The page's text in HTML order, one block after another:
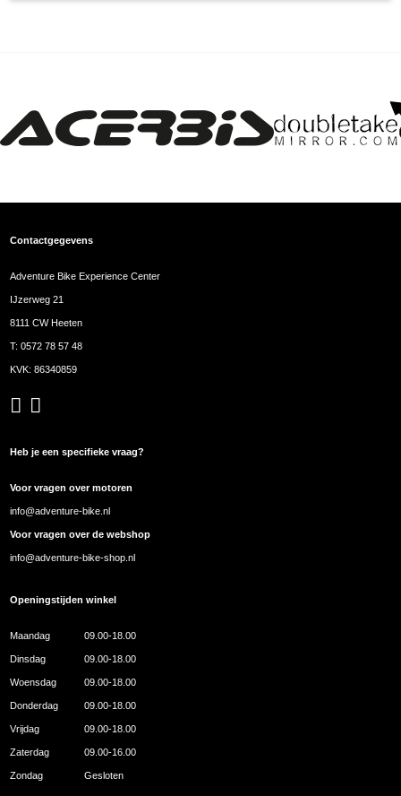
Contactgegevens
Adventure Bike Experience Center
IJzerweg 21
8111 CW Heeten
T:0572 78 57 48
KVK: 86340859
Heb je een specifieke vraag?
Voor vragen over motoren
info@adventure-bike.nl
Voor vragen over de webshop
info@adventure-bike-shop.nl
Openingstijden winkel
Maandag 09.00-18.00
Dinsdag 09.00-18.00
Woensdag 09.00-18.00
Donderdag 09.00-18.00
Vrijdag 09.00-18.00
Zaterdag 09.00-16.00
Zondag Gesloten